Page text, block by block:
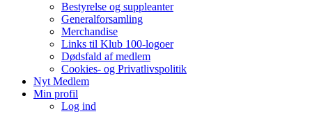
Bestyrelse og suppleanter
Generalforsamling
Merchandise
Links til Klub 100-logoer
Dødsfald af medlem
Cookies- og Privatlivspolitik
Nyt Medlem
Min profil
Log ind